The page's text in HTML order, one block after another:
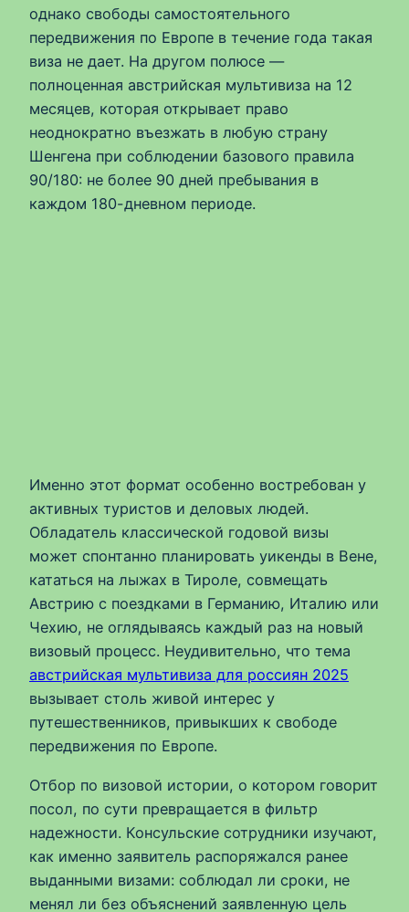
однако свободы самостоятельного
передвижения по Европе в течение года такая
виза не дает. На другом полюсе —
полноценная австрийская мультивиза на 12
месяцев, которая открывает право
неоднократно въезжать в любую страну
Шенгена при соблюдении базового правила
90/180: не более 90 дней пребывания в
каждом 180-дневном периоде.
Именно этот формат особенно востребован у
активных туристов и деловых людей.
Обладатель классической годовой визы
может спонтанно планировать уикенды в Вене,
кататься на лыжах в Тироле, совмещать
Австрию с поездками в Германию, Италию или
Чехию, не оглядываясь каждый раз на новый
визовый процесс. Неудивительно, что тема
австрийская мультивиза для россиян 2025
вызывает столь живой интерес у
путешественников, привыкших к свободе
передвижения по Европе.
Отбор по визовой истории, о котором говорит
посол, по сути превращается в фильтр
надежности. Консульские сотрудники изучают,
как именно заявитель распоряжался ранее
выданными визами: соблюдал ли сроки, не
менял ли без объяснений заявленную цель